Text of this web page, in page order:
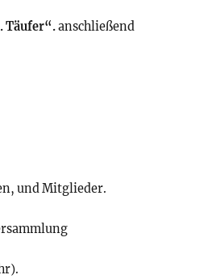
Täufer“.anschließend
und Mitglieder.